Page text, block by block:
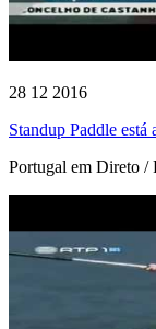
28 12 2016
Standup Paddle está
Portugal em Direto /